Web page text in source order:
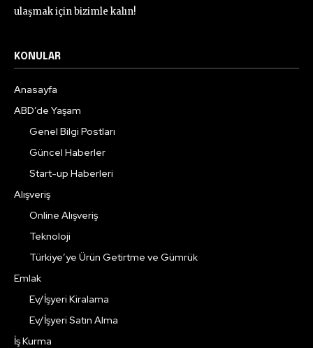
ulaşmak için bizimle kalın!
KONULAR
Anasayfa
ABD’de Yaşam
Genel Bilgi Postları
Güncel Haberler
Start-up Haberleri
Alışveriş
Online Alışveriş
Teknoloji
Türkiye’ye Ürün Getirtme ve Gümrük
Emlak
Ev/İşyeri Kiralama
Ev/İşyeri Satın Alma
İş Kurma